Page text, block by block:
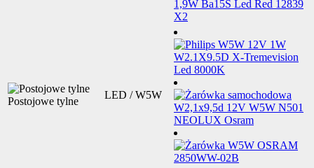
Postojowe tylne
LED / W5W